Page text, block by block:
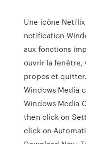
Une icône
notification
aux fonctions
ouvrir la fenêtre,
propos et
Windows Media
Windows Media
then click on
click on